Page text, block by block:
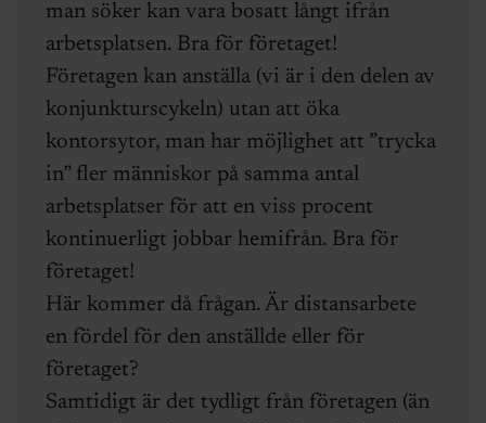
man söker kan vara bosatt långt ifrån
arbetsplatsen. Bra för företaget!
Företagen kan anställa (vi är i den delen av
konjunkturscykeln) utan att öka
kontorsytor, man har möjlighet att ”trycka
in” fler människor på samma antal
arbetsplatser för att en viss procent
kontinuerligt jobbar hemifrån. Bra för
företaget!
Här kommer då frågan. Är distansarbete
en fördel för den anställde eller för
företaget?
Samtidigt är det tydligt från företagen (än